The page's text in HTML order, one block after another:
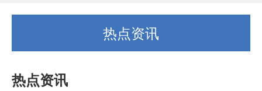
热点资讯
热点资讯